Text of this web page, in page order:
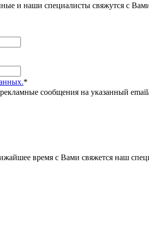
и наши специалисты свяжутся с
*
сообщения на указанный
время с Вами свяжется наш